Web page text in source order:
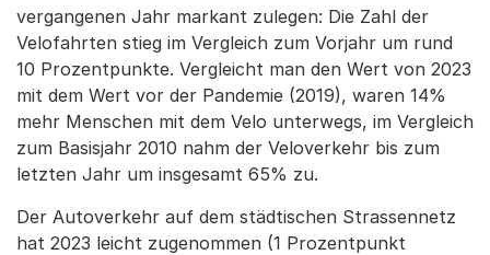
vergangenen Jahr markant zulegen: Die Zahl der
Velofahrten stieg im Vergleich zum Vorjahr um rund
10 Prozentpunkte. Vergleicht man den Wert von 2023
mit dem Wert vor der Pandemie (2019), waren 14%
mehr Menschen mit dem Velo unterwegs, im Vergleich
zum Basisjahr 2010 nahm der Veloverkehr bis zum
letzten Jahr um insgesamt 65% zu.
Der Autoverkehr auf dem städtischen Strassennetz
hat 2023 leicht zugenommen (1 Prozentpunkt